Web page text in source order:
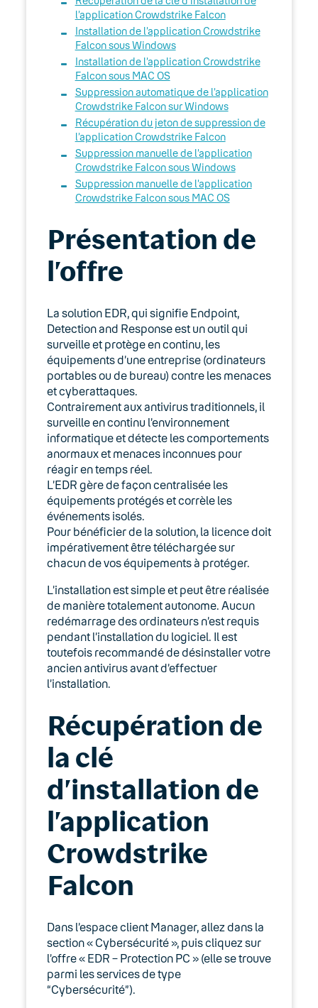
05. Téléphonie Mobile
06. Cybersécurité
EDR Protection PC
Navigation sécurisée
Keyyo Connect
Keyyo Visio
l’application Crowdstrike Falcon
Installation de l’application Crowdstrike
Falcon sous Windows
Installation de l’application Crowdstrike
Falcon sous MAC OS
Suppression automatique de l’application
Crowdstrike Falcon sur Windows
Récupération du jeton de suppression de
l’application Crowdstrike Falcon
Suppression manuelle de l’application
Crowdstrike Falcon sous Windows
Suppression manuelle de l’application
Crowdstrike Falcon sous MAC OS
Présentation de
l’offre
La solution EDR, qui signifie Endpoint,
Detection and Response est un outil qui
surveille et protège en continu, les
équipements d’une entreprise (ordinateurs
portables ou de bureau) contre les menaces
et cyberattaques.
Contrairement aux antivirus traditionnels, il
surveille en continu l’environnement
informatique et détecte les comportements
anormaux et menaces inconnues pour
réagir en temps réel.
L’EDR gère de façon centralisée les
équipements protégés et corrèle les
événements isolés.
Pour bénéficier de la solution, la licence doit
impérativement être téléchargée sur
chacun de vos équipements à protéger.
L’installation est simple et peut être réalisée
de manière totalement autonome. Aucun
redémarrage des ordinateurs n’est requis
pendant l’installation du logiciel. Il est
toutefois recommandé de désinstaller votre
ancien antivirus avant d’effectuer
l’installation.
Récupération de
la clé
d’installation de
l’application
Crowdstrike
Falcon
Dans l’espace client Manager, allez dans la
section « Cybersécurité », puis cliquez sur
l’offre « EDR – Protection PC » (elle se trouve
parmi les services de type
“Cybersécurité”).